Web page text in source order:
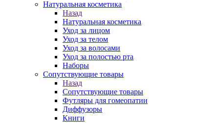
Натуральная косметика
Назад
Натуральная косметика
Уход за лицом
Уход за телом
Уход за волосами
Уход за полостью рта
Наборы
Сопутствующие товары
Назад
Сопутствующие товары
Футляры для гомеопатии
Диффузоры
Книги